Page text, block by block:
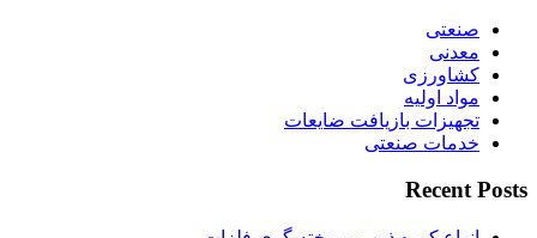
صنعتی
معدنی
کشاورزی
مواد اولیه
تجهیزات بازیافت ضایعات
خدمات صنعتی
Recent Posts